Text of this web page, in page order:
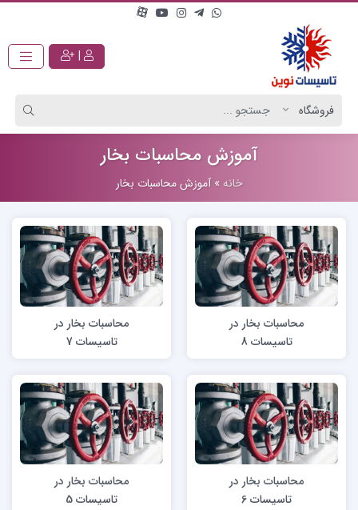
|
آموزش محاسبات بخار
خانه »آموزش محاسبات بخار
محاسبات بخار در
تاسیسات 8
محاسبات بخار در
تاسیسات 7
محاسبات بخار در
تاسیسات 6
محاسبات بخار در
تاسیسات 5